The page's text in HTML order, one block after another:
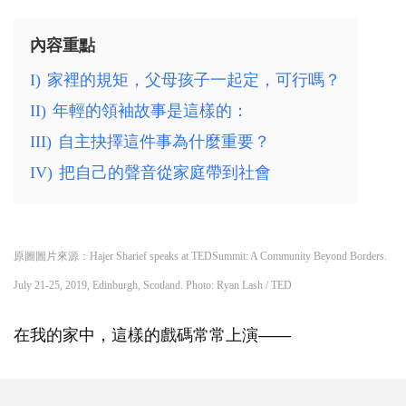
內容重點
I) 家裡的規矩，父母孩子一起定，可行嗎？
II) 年輕的領袖故事是這樣的：
III) 自主抉擇這件事為什麼重要？
IV) 把自己的聲音從家庭帶到社會
原圖圖片來源：Hajer Sharief speaks at TEDSummit: A Community Beyond Borders.
July 21-25, 2019, Edinburgh, Scotland. Photo: Ryan Lash / TED
在我的家中，這樣的戲碼常常上演——